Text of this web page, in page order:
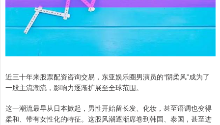
近三十年来股票配资咨询交易，东亚娱乐圈男演员的“阴柔风”成为了
一股主流潮流，影响力逐渐扩展至全球范围。
这一潮流最早从日本掀起，男性开始留长发、化妆，甚至语调也变得
柔和、带有女性化的特征。这股风潮逐渐席卷到韩国、泰国，甚至进